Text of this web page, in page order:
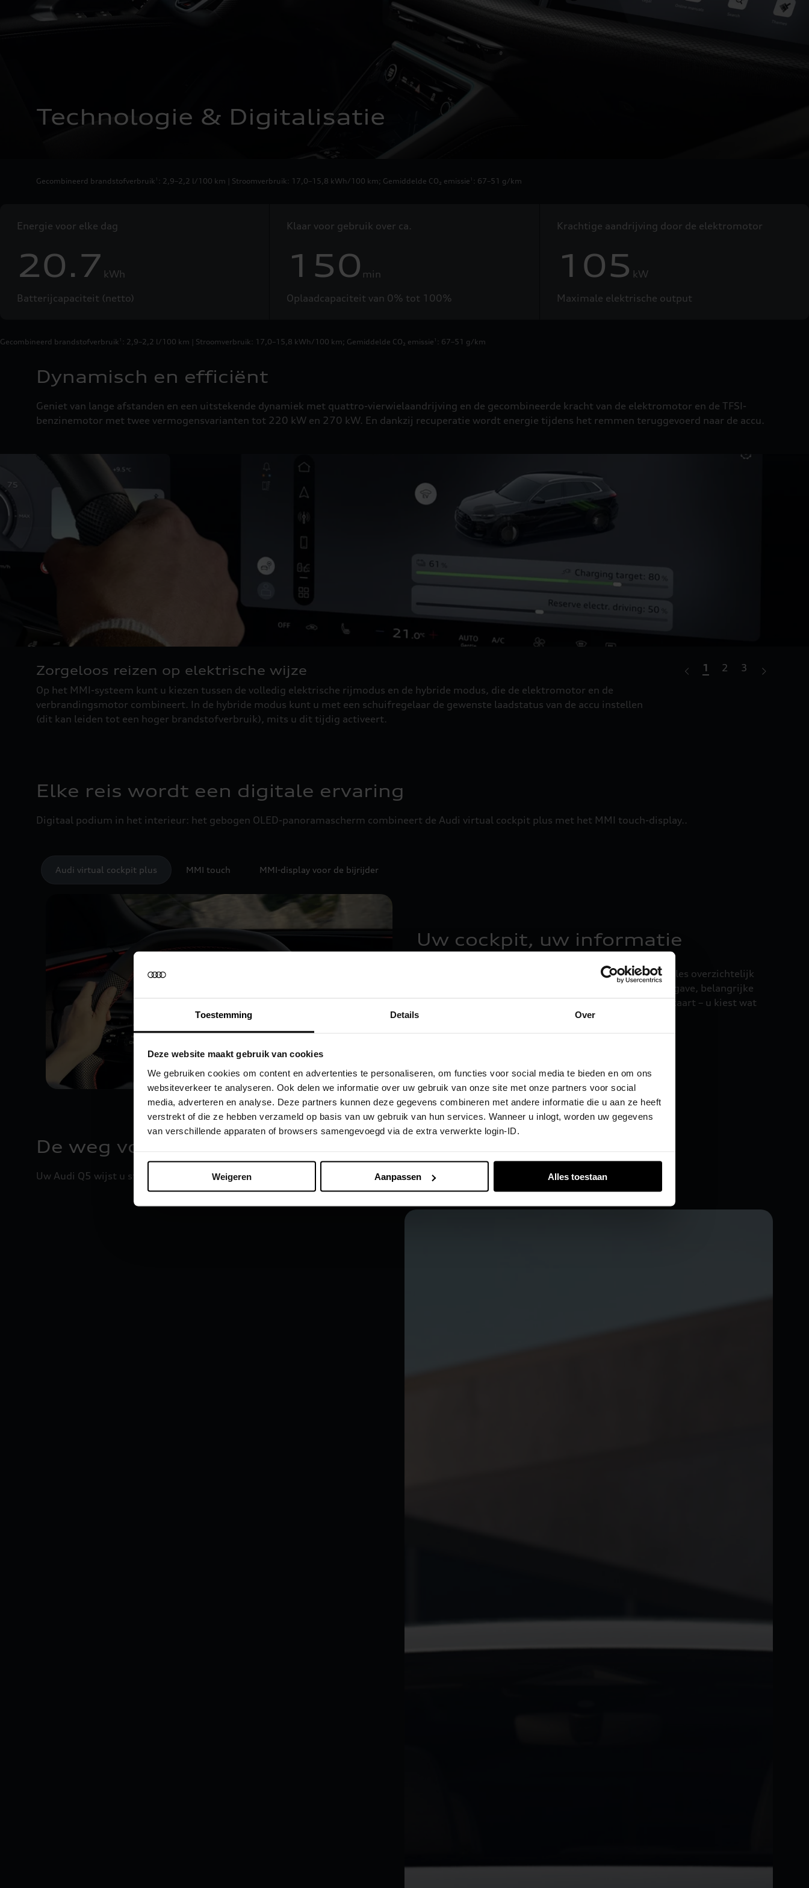
Toestemming Details Over
Deze website maakt gebruik van cookies
We gebruiken cookies om content en advertenties te personaliseren, om functies voor social media te bieden en om ons
websiteverkeer te analyseren. Ook delen we informatie over uw gebruik van onze site met onze partners voor social
media, adverteren en analyse. Deze partners kunnen deze gegevens combineren met andere informatie die u aan ze heeft
verstrekt of die ze hebben verzameld op basis van uw gebruik van hun services. Wanneer u inlogt, worden uw gegevens
van verschillende apparaten of browsers samengevoegd via de extra verwerkte login-ID.
Weigeren Aanpassen Alles toestaan
Technologie & Digitalisatie
Gecombineerd brandstofverbruik 1 : 2,9–2,2 l/100 km | Stroomverbruik: 17,0–15,8 kWh/100 km; Gemiddelde CO₂ emissie 1 : 67–51 g/km
Energie voor elke dag
20.7 kWh
Batterijcapaciteit (netto)
Klaar voor gebruik over ca.
150 min
Oplaadcapaciteit van 0% tot 100%
Krachtige aandrijving door de elektromotor
105 kW
Maximale elektrische output
Gecombineerd brandstofverbruik 1 : 2,9–2,2 l/100 km | Stroomverbruik: 17,0–15,8 kWh/100 km; Gemiddelde CO₂ emissie 1 : 67–51 g/km
Dynamisch en efficiënt
Geniet van lange afstanden en een uitstekende dynamiek met quattro-vierwielaandrijving en de gecombineerde kracht van de elektromotor en de TFSI-
benzinemotor met twee vermogensvarianten tot 220 kW en 270 kW. En dankzij recuperatie wordt energie tijdens het remmen teruggevoerd naar de accu.
Zorgeloos reizen op elektrische wijze
Op het MMI-systeem kunt u kiezen tussen de volledig elektrische rijmodus en de hybride modus, die de elektromotor en de
verbrandingsmotor combineert. In de hybride modus kunt u met een schuifregelaar de gewenste laadstatus van de accu instellen
(dit kan leiden tot een hoger brandstofverbruik), mits u dit tijdig activeert.
1 2 3
Elke reis wordt een digitale ervaring
Digitaal podium in het interieur: het gebogen OLED-panoramascherm combineert de Audi virtual cockpit plus met het MMI touch-display..
Audi virtual cockpit plus MMI touch MMI-display voor de bijrijder
Uw cockpit, uw informatie
Op het display van de Audi virtual cockpit plus hebt u alles overzichtelijk
weergegeven. Of het nu gaat om de instrumentenweergave, belangrijke
informatie van de assistentiesystemen of de navigatiekaart – u kiest wat
u wilt zien, duidelijk en in één oogopslag af te lezen.
De weg vooruit verlichten
Uw Audi Q5 wijst u stijlvol de weg – overdag en 's nachts. En zet u altijd in het beste licht.